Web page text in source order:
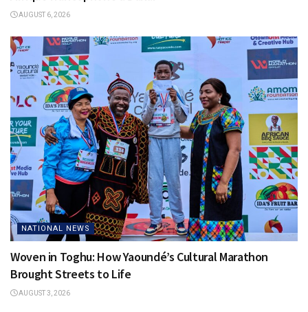
AUGUST 6, 2026
NATIONAL NEWS
Woven in Toghu: How Yaoundé’s Cultural Marathon
Brought Streets to Life
AUGUST 3, 2026